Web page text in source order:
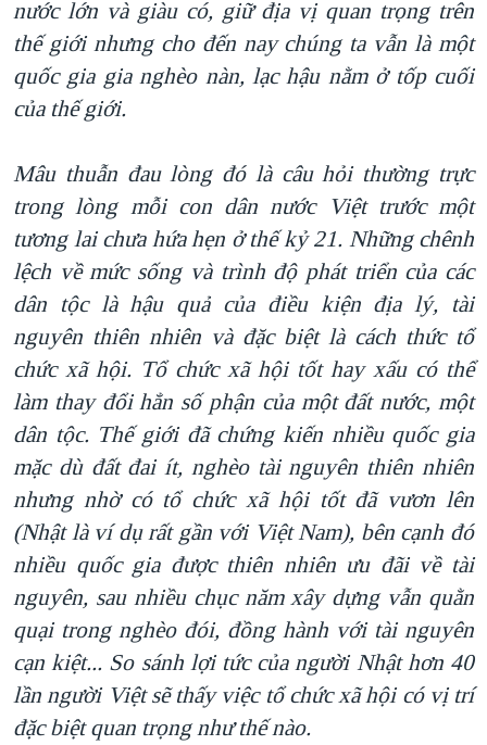
nước lớn và giàu có, giữ địa vị quan trọng trên
thế giớinhưng cho đến nay chúngta vẫn là một
quốc gia gia nghèo nàn, lạc hậu nằmở tốp cuối
của thế giới.
Mâu thuẫn đau lòng đó là câu hỏi thường trực
trong lòng mỗi con dân nước Việt trước một
tương lai chưa hứa hẹn ở thế kỷ 21. Những chênh
lệch về mức sống và trình độ phát triển của các
dân tộc là hậu quả của điều kiện địa lý, tài
nguyên thiên nhiên và đặc biệt là cách thức tổ
chức xã hội. Tổ chức xã hội tốt hay xấu có thể
làm thay đổi hẳn số phận của một đất nước, một
dân tộc. Thế giới đã chứng kiến nhiều quốc gia
mặc dù đất đai ít, nghèotài nguyên thiên nhiên
nhưngnhờ có tổ chức xã hội tốt đã vươn lên
(Nhật là ví dụ rất gần với Việt Nam), bên cạnh đó
nhiều quốc gia được thiên nhiên ưu đãi về tài
nguyên, sau nhiều chục năm xây dựng vẫn quằn
quại trong nghèo đói, đồng hành với tài nguyên
cạn kiệt... So sánh lợi tức của người Nhật hơn 40
lần người Việtsẽ thấy việc tổ chức xã hội có vị trí
đặc biệt quan trọng như thế nào.